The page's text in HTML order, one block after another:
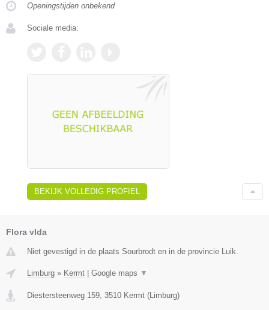
Openingstijden onbekend
Sociale media:
BEKIJK VOLLEDIG PROFIEL
Flora vIda
Niet gevestigd in de plaats Sourbrodt en in de provincie Luik.
Limburg » Kermt Google maps ▼
Diestersteenweg 159, 3510 Kermt (Limburg)